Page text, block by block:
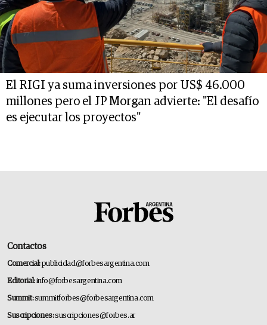
El RIGI ya suma inversiones por US$ 46.000
millones pero el JP Morgan advierte: "El desafío
es ejecutar los proyectos"
Contactos
Comercial:publicidad@forbesargentina.com
Editorial:info@forbesargentina.com
Summit:summitforbes@forbesargentina.com
Suscripciones:suscripciones@forbes.ar